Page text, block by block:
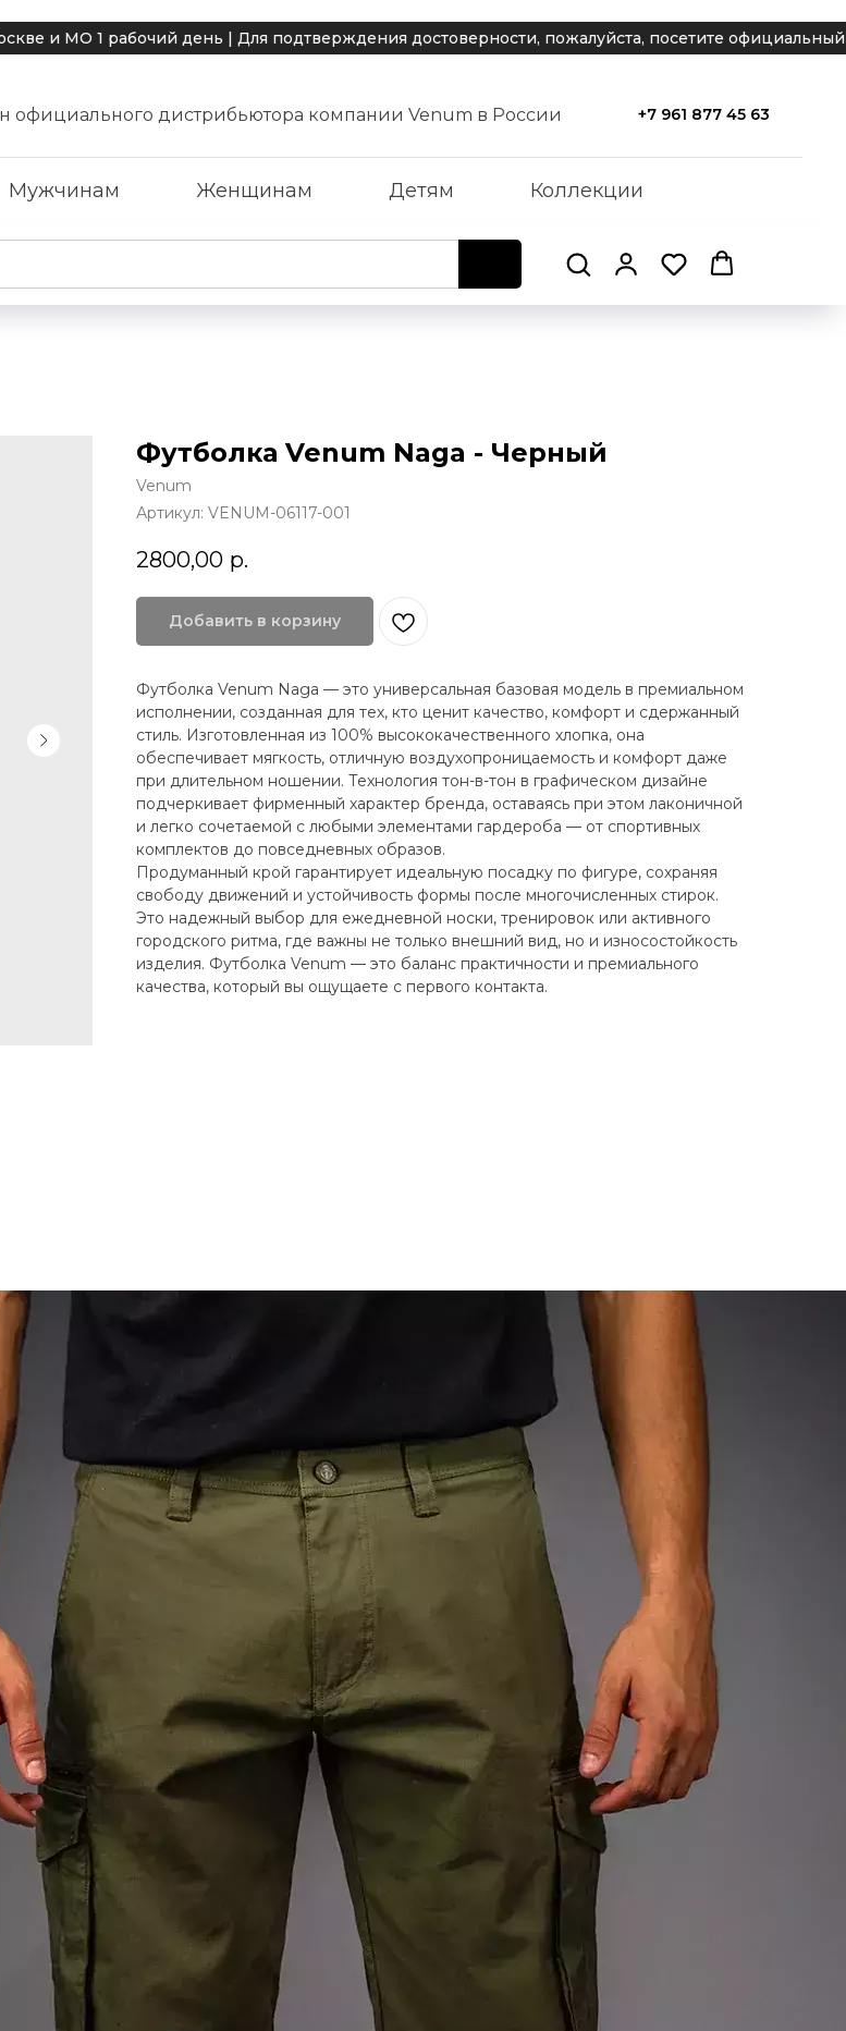
день | Для подтверждения достоверности, пожалуйста, посетите официальный
официального дистрибьютора компании Venum в России +7 961 877 45 63
Мужчинам Женщинам Детям Коллекции
Футболка Venum Naga - Черный
Venum
Артикул: VENUM-06117-001
2800,00 р.
Добавить в корзину
Футболка Venum Naga — это универсальная базовая модель в премиальном
исполнении, созданная для тех, кто ценит качество, комфорт и сдержанный
стиль. Изготовленная из 100% высококачественного хлопка, она
обеспечивает мягкость, отличную воздухопроницаемость и комфорт даже
при длительном ношении. Технология тон-в-тон в графическом дизайне
подчеркивает фирменный характер бренда, оставаясь при этом лаконичной
и легко сочетаемой с любыми элементами гардероба — от спортивных
комплектов до повседневных образов.
Продуманный крой гарантирует идеальную посадку по фигуре, сохраняя
свободу движений и устойчивость формы после многочисленных стирок.
Это надежный выбор для ежедневной носки, тренировок или активного
городского ритма, где важны не только внешний вид, но и износостойкость
изделия. Футболка Venum — это баланс практичности и премиального
качества, который вы ощущаете с первого контакта.